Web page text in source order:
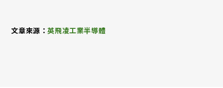
文章來源：英飛凌工業半導體